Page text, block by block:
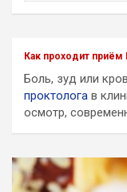
Как проходит приём
Боль, зуд или
проктолога в
осмотр,